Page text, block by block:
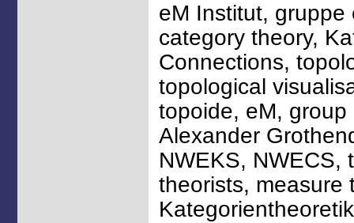
eM Institut,
category theory,
Connections,
topological
topoide, eM,
Alexander
NWEKS, NWECS,
theorists, measure